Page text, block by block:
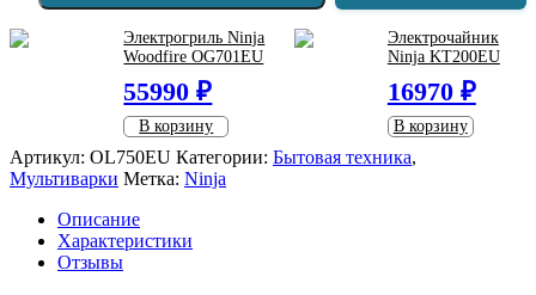
Электрогриль Ninja
Woodfire OG701EU
55990 ₽
В корзину
Электрочайник
Ninja KT200EU
16970 ₽
В корзину
Артикул: OL750EU Категории: Бытовая техника,
Мультиварки Метка: Ninja
Описание
Характеристики
Отзывы